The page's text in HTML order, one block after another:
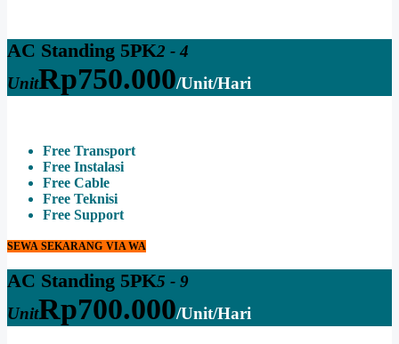
AC Standing 5PK2 - 4
UnitRp750.000/Unit/Hari
Free Transport
Free Instalasi
Free Cable
Free Teknisi
Free Support
SEWA SEKARANG VIA WA
AC Standing 5PK5 - 9
UnitRp700.000/Unit/Hari